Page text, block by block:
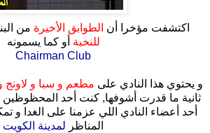
اكتشفت مؤخرا أن الطوابق الأخيرة من
للنخبة أو كما يسمونه
Chairman Club
و يحتوي هذا النادي على مطعم و سبا و لاونج
ثانية ما قدرت أشوفها, كنت أحد
أحد أعضاء النادي اللي عزمنا على الغدا
المناظر لمدينة الكويت